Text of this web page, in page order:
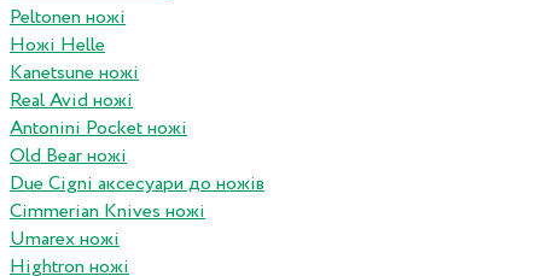
Peltonen ножі
Ножі Helle
Kanetsune ножі
Real Avid ножі
Antonini Pocket ножі
Old Bear ножі
Due Cigni аксесуари до ножів
Cimmerian Knives ножі
Umarex ножі
Hightron ножі